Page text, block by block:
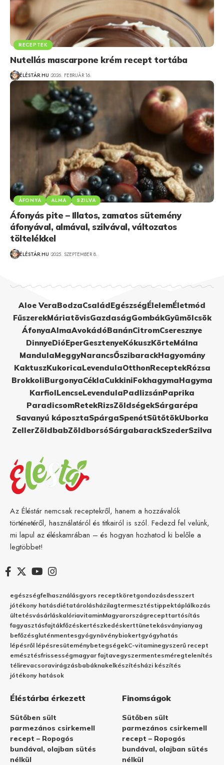
RECEPTEK
Nutellás mascarpone krém recept tortába
ÉLÉSTÁR.HU 2026. FEBRUÁR 16.
ÁFONYA ALMA SZILVA
Áfonyás pite – Illatos, zamatos sütemény
áfonyával, almával, szilvával, változatos
töltelékkel
ÉLÉSTÁR.HU 2025. SZEPTEMBER 8.
Aloe VeraBodzaCsaládEgészségÉlelemÉletmód
FűszerekMáriatövisGazdaságGombákGyümölcsök
ÁfonyaAlmaAvokádóBanánCitromCseresznye
DinnyeDióEperGesztenyeKókuszKörteMálna
MandulaMeggyNarancsŐszibarackHagyomány
KaktuszKukoricaLevendulaOtthonReceptekRózsa
BrokkoliBurgonyaCéklaCukkiniFokhagymaHagyma
KarfiolLencseLevendulaPadlizsánPaprika
ParadicsomRetekRizsZöldségekSárgarépa
Savanyú káposztaSpárgaSpenótSütőtökUborka
ZellerZöldbabZöldborsóSárgabarackSzederSzilva
Az Éléstár nemcsak receptekről, hanem a hozzávalók
történetéről, használatáról és titkairól is szól. Fedezd fel velünk,
mi lapul az éléskamrában – és hogyan hozhatod ki belőle a
legtöbbet!
egészségfelhasználásgyors receptköretgondozásdesszert
jótékony hatásdiétatárolásházilagtermesztéstippektáplálkozás
ültetésvásárláskalóriavitaminMagyarországrecepttartósítás
fagyasztásfajtákfőzéskertészkedéskerttünetekásványianyag
befőzésgluténmentesgyógynövénybiokertgyógyhatás
lépésről lépésresüteménybetegségekC-vitaminegyszerű recept
emésztésfrissességmagyar fajtavegyszermentesméregtelenítés
télirevacsoravirágzásbabáknakelkészítésházi készítés
jótékony hatások
Éléstárba érkezett
Sütőben sült
parmezános csirkemell
recept – Ropogós
bundával, olajban sütés
nélkül
Finomságok
Sütőben sült
parmezános csirkemell
recept – Ropogós
bundával, olajban sütés
nélkül